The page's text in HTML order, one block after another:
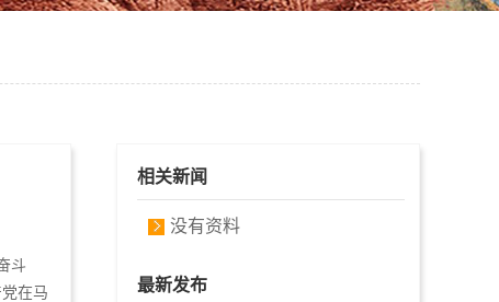
斗
在马
相关新闻
没有资料
最新发布